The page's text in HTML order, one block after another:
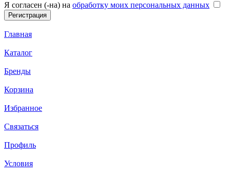
Я согласен (-на) на обработку моих персональных данных
Главная
Каталог
Бренды
Корзина
Избранное
Связаться
Профиль
Условия